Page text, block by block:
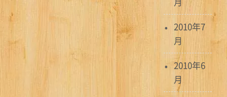
2010年7
月
2010年6
月